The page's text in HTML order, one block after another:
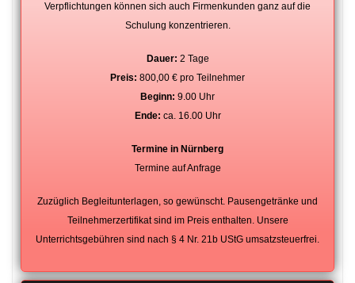
Verpflichtungen können sich auch Firmenkunden ganz auf die
Schulung konzentrieren.
Dauer: 2 Tage
Preis: 800,00 € pro Teilnehmer
Beginn: 9.00 Uhr
Ende: ca. 16.00 Uhr
Termine in Nürnberg
Termine auf Anfrage
Zuzüglich Begleitunterlagen, so gewünscht. Pausengetränke und
Teilnehmerzertifikat sind im Preis enthalten. Unsere
Unterrichtsgebühren sind nach § 4 Nr. 21b UStG umsatzsteuerfrei.